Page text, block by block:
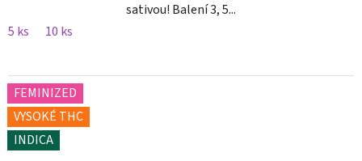
sativou! Balení 3, 5...
5 ks
10 ks
FEMINIZED
VYSOKÉ THC
INDICA